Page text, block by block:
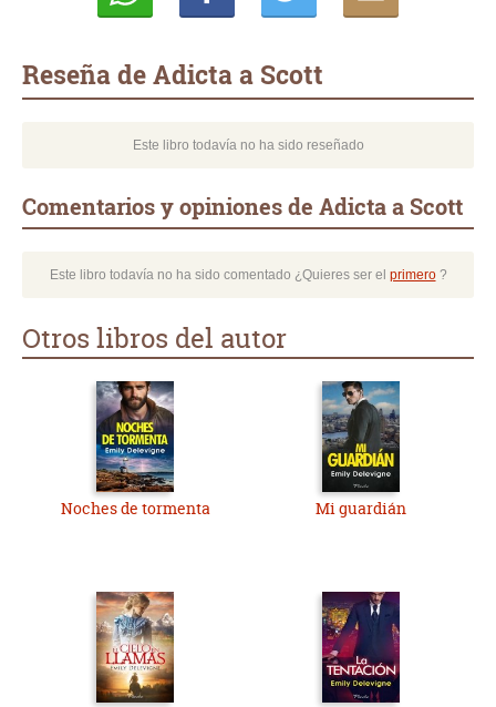
Reseña de Adicta a Scott
Este libro todavía no ha sido reseñado
Comentarios y opiniones de Adicta a Scott
Este libro todavía no ha sido comentado ¿Quieres ser el primero?
Otros libros del autor
Noches de tormenta Mi guardián